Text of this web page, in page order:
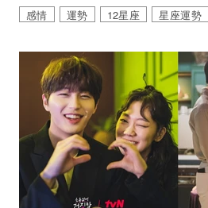
感情 運勢 12星座 星座運勢